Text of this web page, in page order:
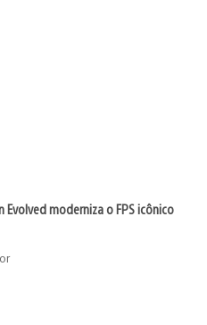
Evolved moderniza o FPS icônico